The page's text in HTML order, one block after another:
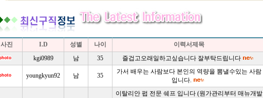
사진 I.D 성별 나이 이력서제목
kgi0989
남 35 즐겁고오래일하고싶습니다 잘부탁드립니다
youngkyun92 남 35
가서 배우는 사람보다 본인의 역량을 뽐낼수있는 사람
입니다.
이탈리안 펍 전문 쉐프 입니다 (원가관리부터 매뉴개발